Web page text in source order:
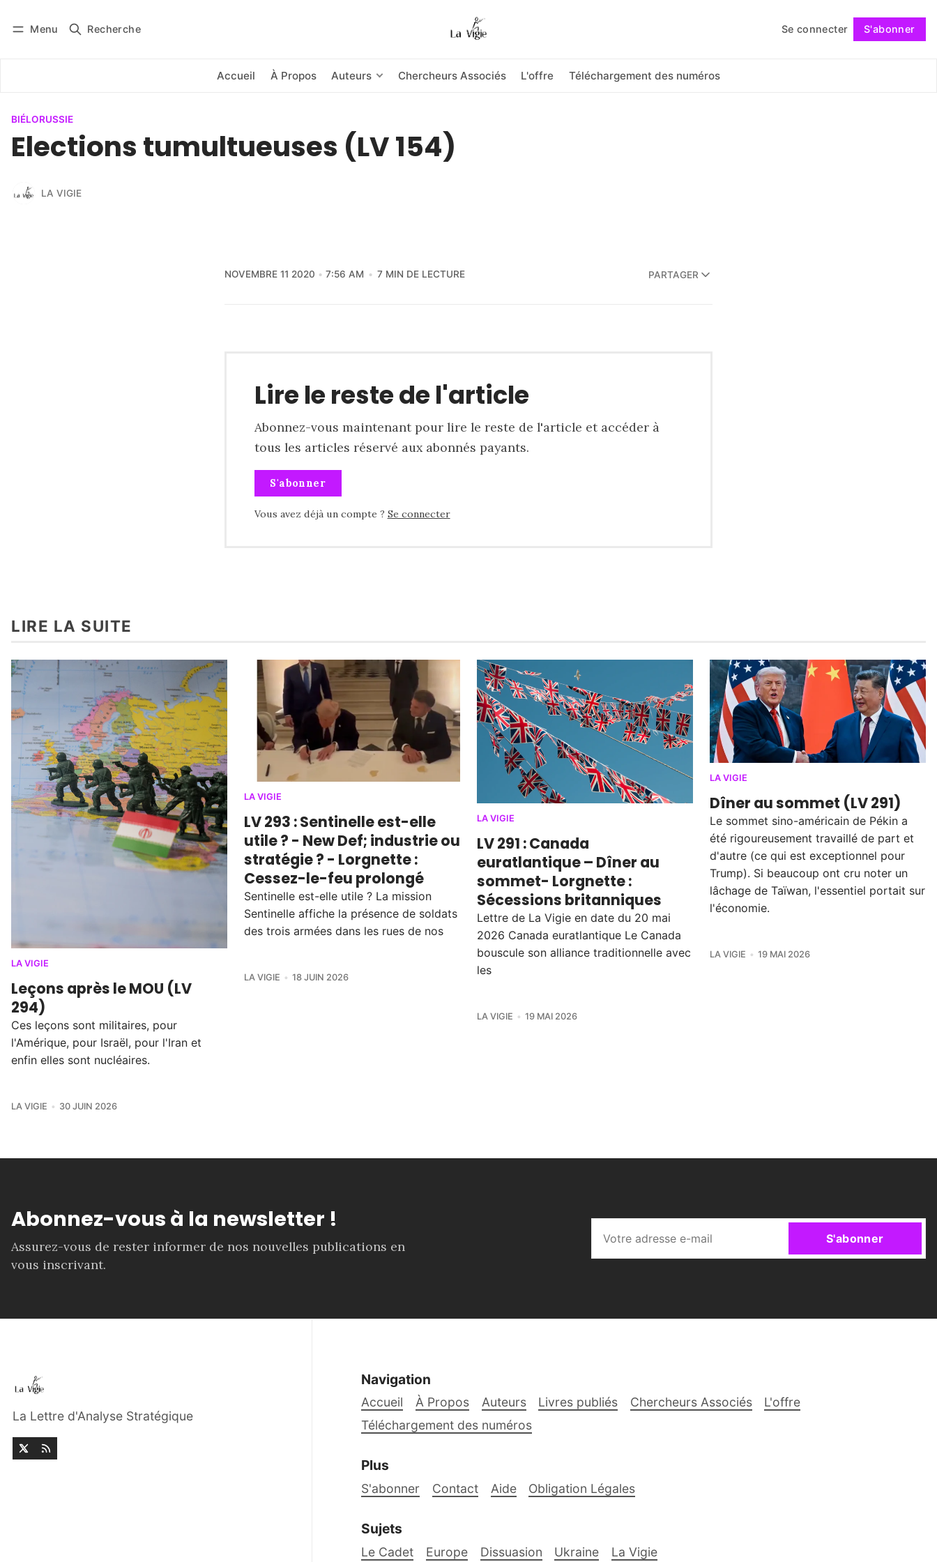
Menu Recherche Se connecter S'abonner
Accueil À Propos Auteurs Chercheurs Associés L'offre Téléchargement des numéros
Se connecter Suivre
BIÉLORUSSIE
Elections tumultueuses (LV 154)
LA VIGIE
NOVEMBRE 11 2020 7:56 AM 7 MIN DE LECTURE PARTAGER
Lire le reste de l'article
Abonnez-vous maintenant pour lire le reste de l'article et accéder à
tous les articles réservé aux abonnés payants.
S'abonner
Vous avez déjà un compte ? Se connecter
LIRE LA SUITE
LA VIGIE
Leçons après le MOU (LV
294)
Ces leçons sont militaires, pour
l'Amérique, pour Israël, pour l'Iran et
enfin elles sont nucléaires.
LA VIGIE 30 JUIN 2026
LA VIGIE
LV 293 : Sentinelle est-elle
utile ? - New Def; industrie ou
stratégie ? - Lorgnette :
Cessez-le-feu prolongé
Sentinelle est-elle utile ? La mission
Sentinelle affiche la présence de soldats
des trois armées dans les rues de nos
LA VIGIE 18 JUIN 2026
LA VIGIE
LV 291 : Canada
euratlantique – Dîner au
sommet- Lorgnette :
Sécessions britanniques
Lettre de La Vigie en date du 20 mai
2026 Canada euratlantique Le Canada
bouscule son alliance traditionnelle avec
les
LA VIGIE 19 MAI 2026
LA VIGIE
Dîner au sommet (LV 291)
Le sommet sino-américain de Pékin a
été rigoureusement travaillé de part et
d'autre (ce qui est exceptionnel pour
Trump). Si beaucoup ont cru noter un
lâchage de Taïwan, l'essentiel portait sur
l'économie.
LA VIGIE 19 MAI 2026
Abonnez-vous à la newsletter !
Assurez-vous de rester informer de nos nouvelles publications en
vous inscrivant.
S'abonner
La Lettre d'Analyse Stratégique
Navigation
Accueil À Propos Auteurs Livres publiés Chercheurs Associés
L'offre
Téléchargement des numéros
Plus
S'abonner Contact Aide Obligation Légales
Sujets
Le Cadet Europe Dissuasion Ukraine La Vigie